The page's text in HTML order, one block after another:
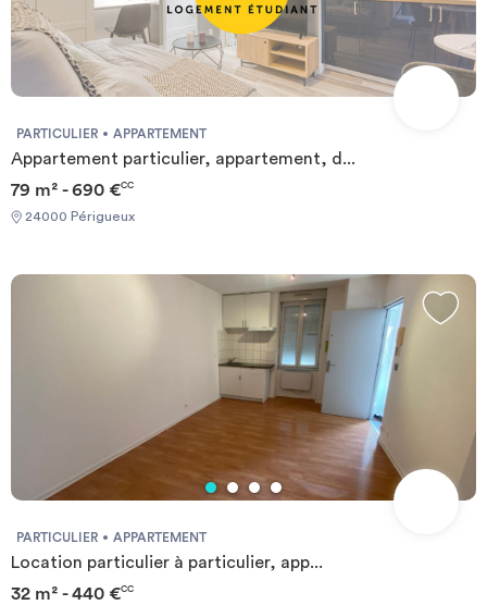
PARTICULIER APPARTEMENT
Appartement particulier, appartement, d...
79 m² - 690 €CC
24000 Périgueux
PARTICULIER APPARTEMENT
Location particulier à particulier, app...
32 m² - 440 €CC